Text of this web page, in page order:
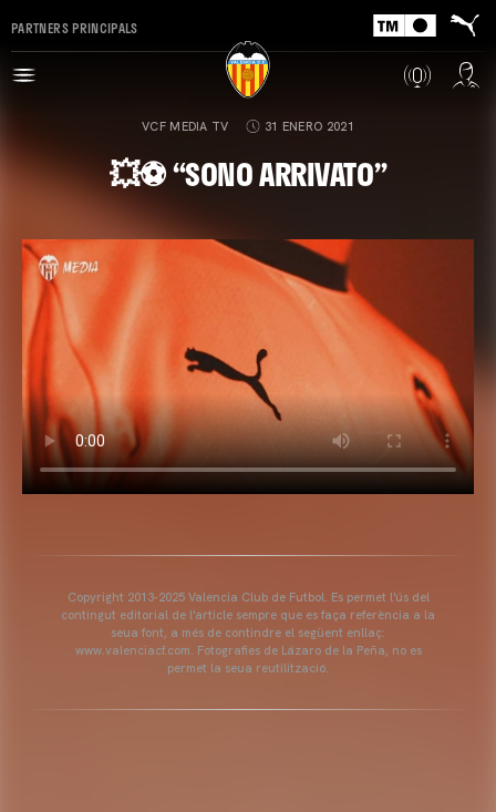
PARTNERS PRINCIPALS
VCF MEDIA TV 31 ENERO 2021
💥⚽ “SONO ARRIVATO”
Copyright 2013-2025 Valencia Club de Futbol. Es permet l'ús del
contingut editorial de l'article sempre que es faça referència a la
seua font, a més de contindre el següent enllaç:
www.valenciacf.com. Fotografies de Lázaro de la Peña, no es
permet la seua reutilització.